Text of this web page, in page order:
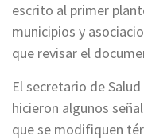
escrito al primer
municipios y
que revisar el
El secretario de
hicieron algunos
que se modifiquen